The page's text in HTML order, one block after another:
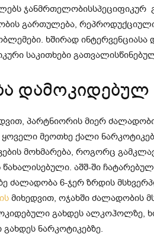
ჯანმრთელობისსპეციფიკურ
გართულება,
ხშირად ინტერვენციასა
საკითხები
დამოკიდებულ
პარტნიორის მიერ
მეოთხე ქალი
მოხმარება, როგორც
აშშ-ში
ძალადობა 6-ჯერ ზრდის
მიხედვით, ოჯახში ძალადობის
გახდეს ალკოჰოლზე,
ნარკოტიკებზე.